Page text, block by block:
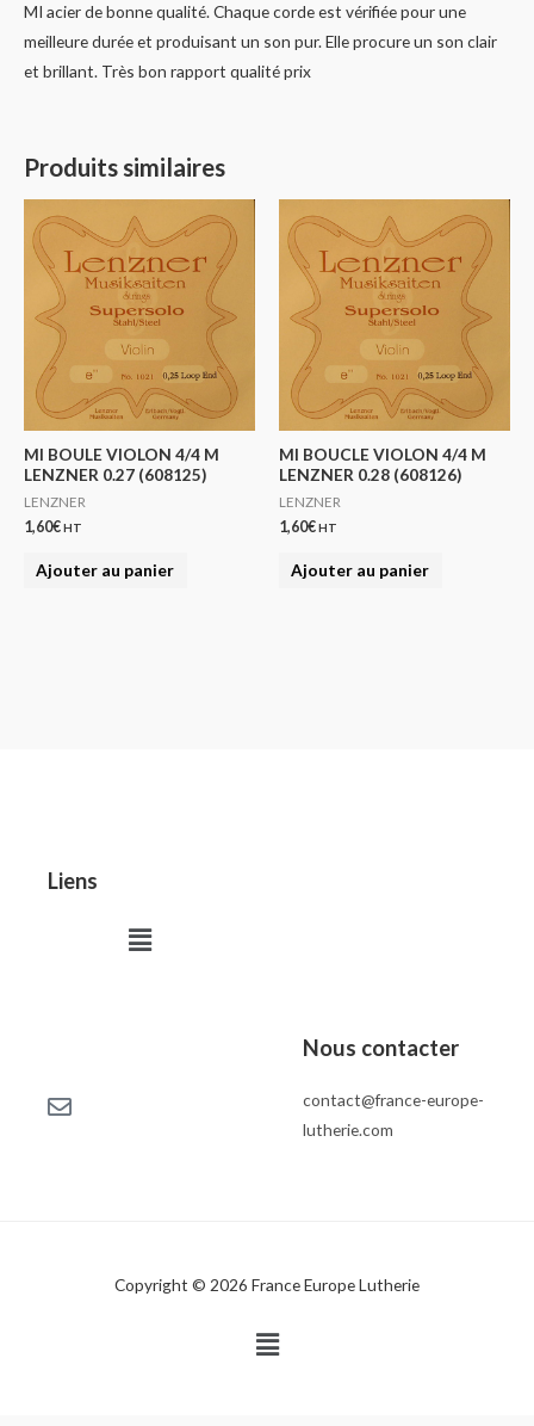
MI acier de bonne qualité. Chaque corde est vérifiée pour une
meilleure durée et produisant un son pur. Elle procure un son clair
et brillant. Très bon rapport qualité prix
Produits similaires
MI BOULE VIOLON 4/4 M
LENZNER 0.27 (608125)
LENZNER
1,60€HT
Ajouter au panier
MI BOUCLE VIOLON 4/4 M
LENZNER 0.28 (608126)
LENZNER
1,60€HT
Ajouter au panier
Liens
Menu
Nous contacter
contact@france-europe-
lutherie.com
Copyright © 2026 France Europe Lutherie
Menu